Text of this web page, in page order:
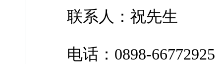
联系人：祝先生
电话：0898-66772925